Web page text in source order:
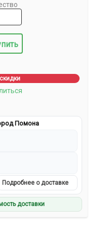
Помона
Подробнее о доставке
доставки